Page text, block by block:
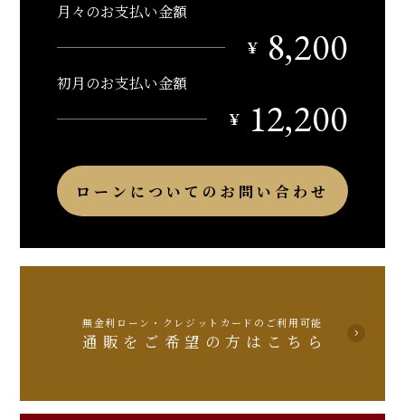
月々のお支払い金額
￥ 8,200
初月のお支払い金額
￥
12,200
ローンについてのお問い合わせ
無金利ローン・クレジットカードのご利用可能
通販をご希望の方はこちら